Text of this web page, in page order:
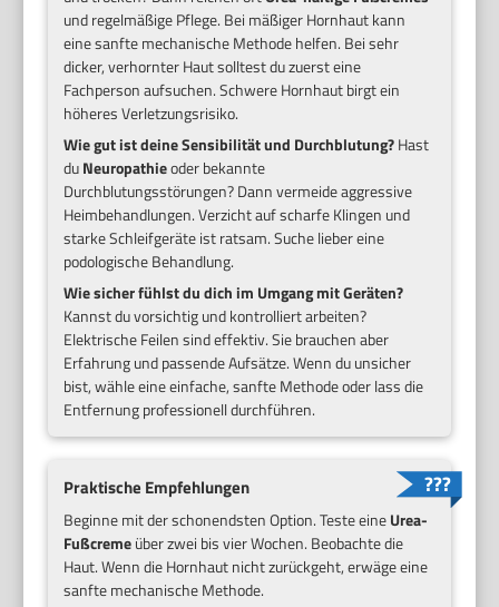
und regelmäßige Pflege. Bei mäßiger Hornhaut kann
eine sanfte mechanische Methode helfen. Bei sehr
dicker, verhornter Haut solltest du zuerst eine
Fachperson aufsuchen. Schwere Hornhaut birgt ein
höheres Verletzungsrisiko.
Wie gut ist deine Sensibilität und Durchblutung?Hast
duNeuropathieoder bekannte
Durchblutungsstörungen? Dann vermeide aggressive
Heimbehandlungen. Verzicht auf scharfe Klingen und
starke Schleifgeräte ist ratsam. Suche lieber eine
podologische Behandlung.
Wie sicher fühlst du dich im Umgang mit Geräten?
Kannst du vorsichtig und kontrolliert arbeiten?
Elektrische Feilen sind effektiv. Sie brauchen aber
Erfahrung und passende Aufsätze. Wenn du unsicher
bist, wähle eine einfache, sanfte Methode oder lass die
Entfernung professionell durchführen.
Praktische Empfehlungen
Beginne mit der schonendsten Option. Teste eineUrea-
Fußcremeüber zwei bis vier Wochen. Beobachte die
Haut. Wenn die Hornhaut nicht zurückgeht, erwäge eine
sanfte mechanische Methode.